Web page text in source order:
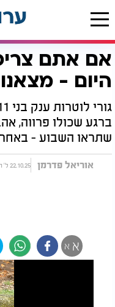
דף הבית רץ בוואטסאפ
אם אתם
היום -
ברגע שכולו פרווה,
שתראו השבוע -
אוריאל פדרמן 22.10.25 ל' תשרי התשפ"ו
א א